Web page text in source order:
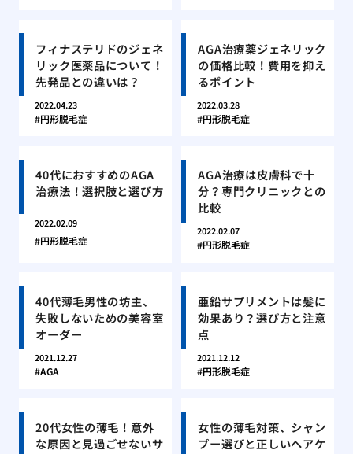
フィナステリドのジェネ
リック医薬品について！
先発品との違いは？
2022.04.23
円形脱毛症
AGA治療薬ジェネリック
の価格比較！費用を抑え
るポイント
2022.03.28
円形脱毛症
40代におすすめのAGA
治療法！選択肢と選び方
2022.02.09
円形脱毛症
AGA治療は皮膚科で十
分？専門クリニックとの
比較
2022.02.07
円形脱毛症
40代薄毛男性の坊主、
失敗しないための美容室
オーダー
2021.12.27
AGA
亜鉛サプリメントは髪に
効果あり？選び方と注意
点
2021.12.12
円形脱毛症
20代女性の薄毛！意外
な原因と見過ごせないサ
女性の薄毛対策、シャン
プー選びと正しいヘアケ